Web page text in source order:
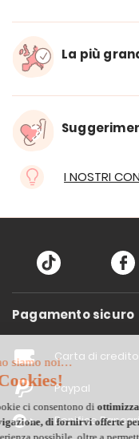
La più
I NOSTRI
Pagamento sicuro
Carta di credito
Paypal
Bonifico